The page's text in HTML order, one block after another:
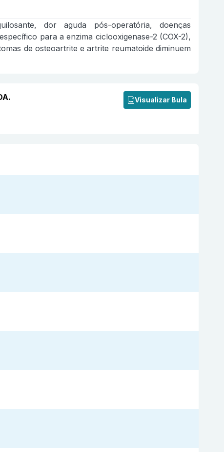
dor aguda pós-operatória, doenças
para a enzima ciclooxigenase-2 (COX-2),
de osteoartrite e artrite reumatoide diminuem
Visualizar Bula